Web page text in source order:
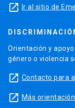
launch Ir al sitio de
Orientación y
género o violencia
launch Contacto para
launch Más orientación